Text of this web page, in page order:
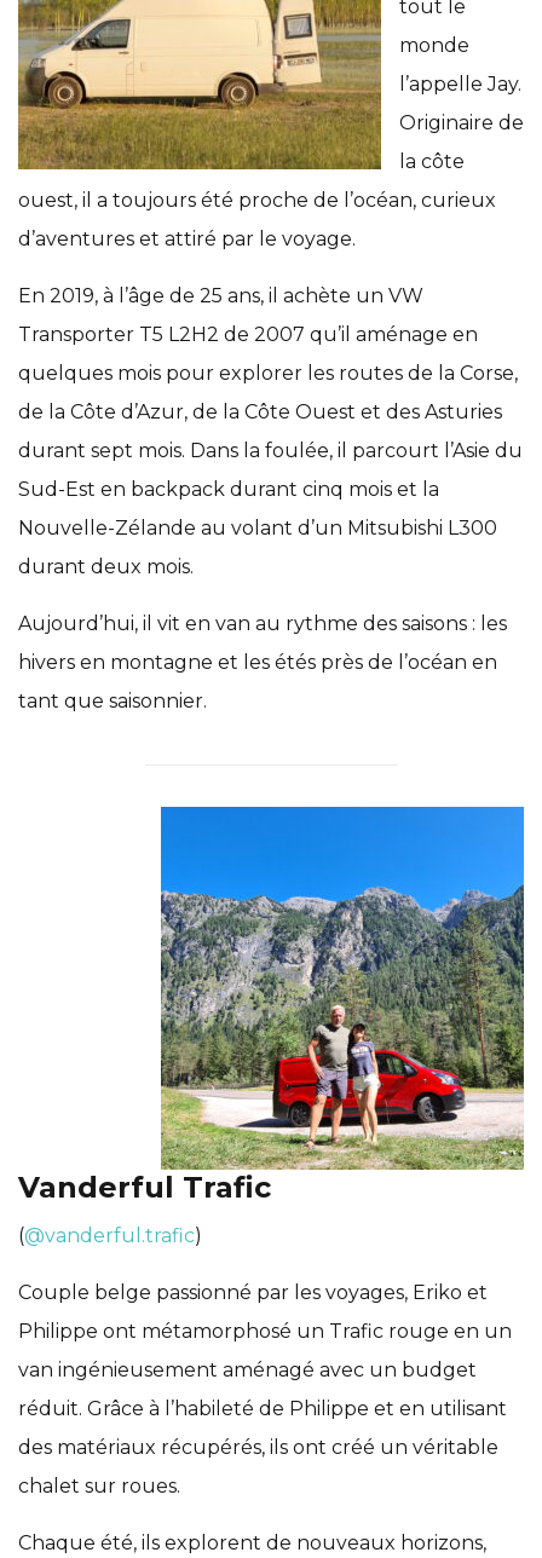
tout le
monde
l’appelle Jay.
Originaire de
la côte
ouest, il a toujours été proche de l’océan, curieux
d’aventures et attiré par le voyage.
En 2019, à l’âge de 25 ans, il achète un VW
Transporter T5 L2H2 de 2007 qu’il aménage en
quelques mois pour explorer les routes de la Corse,
de la Côte d’Azur, de la Côte Ouest et des Asturies
durant sept mois. Dans la foulée, il parcourt l’Asie du
Sud-Est en backpack durant cinq mois et la
Nouvelle-Zélande au volant d’un Mitsubishi L300
durant deux mois.
Aujourd’hui, il vit en van au rythme des saisons : les
hivers en montagne et les étés près de l’océan en
tant que saisonnier.
Vanderful Trafic
(@vanderful.trafic)
Couple belge passionné par les voyages, Eriko et
Philippe ont métamorphosé un Trafic rouge en un
van ingénieusement aménagé avec un budget
réduit. Grâce à l’habileté de Philippe et en utilisant
des matériaux récupérés, ils ont créé un véritable
chalet sur roues.
Chaque été, ils explorent de nouveaux horizons,